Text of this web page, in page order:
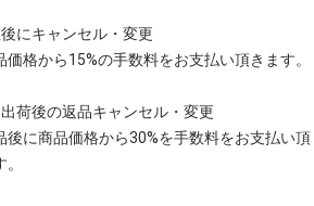
にキャンセル・変更
格から15%の手数料をお支払い頂きます。
荷後の返品キャンセル・変更
後に商品価格から30%を手数料をお支払い頂